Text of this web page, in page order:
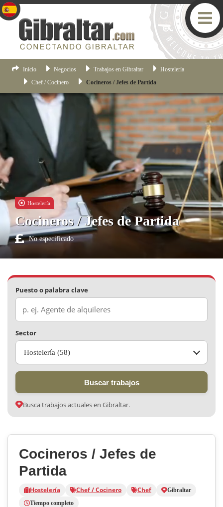
Inicio Negocios Trabajos en Gibraltar
Hostelería
Chef / Cocinero
Cocineros / Jefes de Partida
Hostelería
Cocineros / Jefes de Partida
No especificado
Puesto o palabra clave
Sector
Hostelería (58)
Buscar trabajos
Busca trabajos actuales en Gibraltar.
Cocineros / Jefes de
Partida
Hostelería Chef / Cocinero Chef
Gibraltar
Tiempo completo